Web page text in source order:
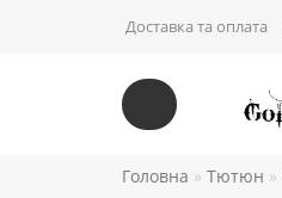
Доставка та оплата
Головна Тютюн